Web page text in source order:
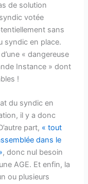
de solution
votée
sans
syndic en place.
« dangereuse
Instance » dont
!
du syndic en
il y a donc
part, « tout
dans le
, donc nul besoin
AGE. Et enfin, la
ou plusieurs